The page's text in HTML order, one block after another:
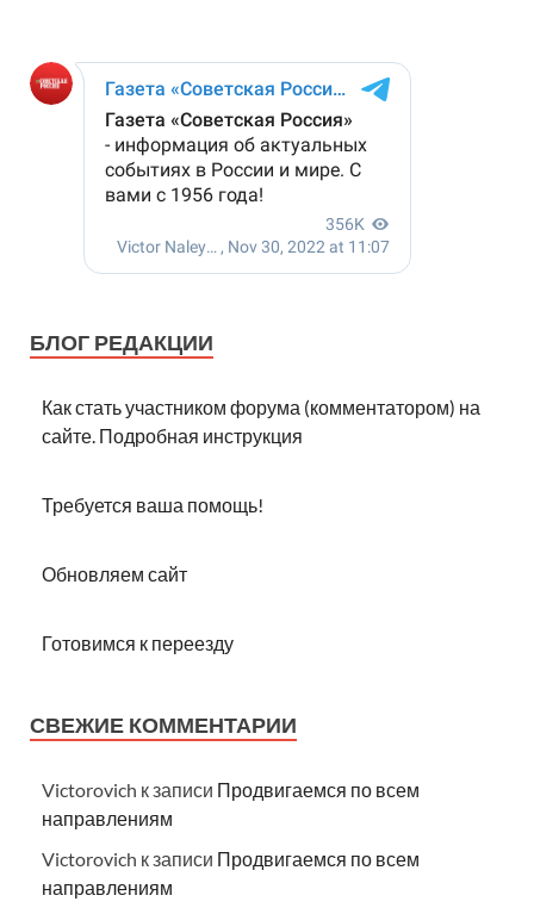
БЛОГ РЕДАКЦИИ
Как стать участником форума (комментатором) на
сайте. Подробная инструкция
Требуется ваша помощь!
Обновляем сайт
Готовимся к переезду
СВЕЖИЕ КОММЕНТАРИИ
Victorovich к записи Продвигаемся по всем
направлениям
Victorovich к записи Продвигаемся по всем
направлениям